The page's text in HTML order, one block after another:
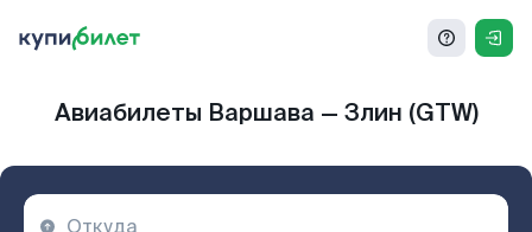
Авиабилеты Варшава — Злин (GTW)